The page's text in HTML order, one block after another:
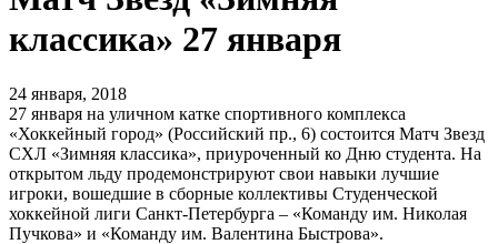
классика» 27 января
24 января, 2018
27 января на уличном катке спортивного комплекса
«Хоккейный город» (Российский пр., 6) состоится Матч Звезд
СХЛ «Зимняя классика», приуроченный ко Дню студента. На
открытом льду продемонстрируют свои навыки лучшие
игроки, вошедшие в сборные коллективы Студенческой
хоккейной лиги Санкт-Петербурга – «Команду им. Николая
Пучкова» и «Команду им. Валентина Быстрова».